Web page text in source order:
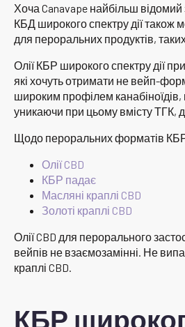
Хоча Canavape найбільш
КБД широкого спектру дії також
для пероральних продуктів,
Олії КБР широкого спектру дії
які хочуть отримати не вейп-
широким профілем канабіноїдів,
уникаючи при цьому вмісту ТГК,
Щодо пероральних форматів
Олії CBD
КБР падає
Масляні краплі CBD
Золоті краплі CBD
Олії CBD для перорального
вейпів не взаємозамінні. Не
краплі CBD.
КБР